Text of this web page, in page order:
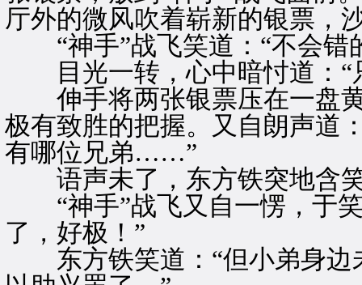
厅外的微风吹着崭新的银票，
“神手”战飞笑道：“不会错
目光一转，心中暗忖道：“
伸手将两张银票压在一盘黄
极有致胜的把握。又自朗声道
有哪位兄弟……”
语声未了，东方铁突地含笑
“神手”战飞又自一愣，于
了，好极！”
东方铁笑道：“但小弟身边